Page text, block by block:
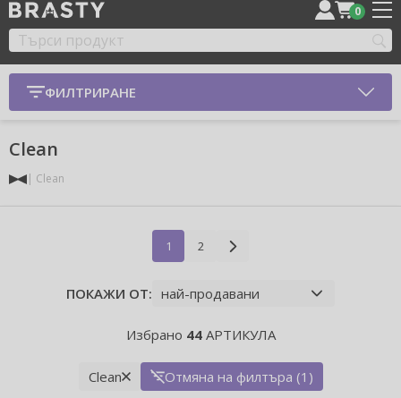
0
ФИЛТРИРАНЕ
Clean
Clean
1 2
ПОКАЖИ ОТ:
Избрано 44АРТИКУЛА
Clean Отмяна на филтъра (1)